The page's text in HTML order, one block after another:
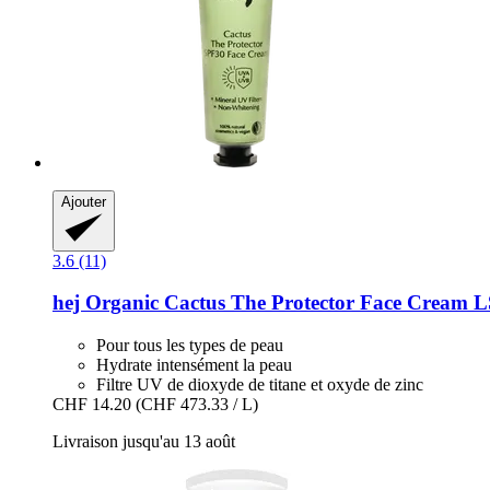
Ajouter
3.6 (11)
hej Organic Cactus The Protector Face Cream
Pour tous les types de peau
Hydrate intensément la peau
Filtre UV de dioxyde de titane et oxyde de zinc
CHF 14.20 (CHF 473.33 / L)
Livraison jusqu'au 13 août